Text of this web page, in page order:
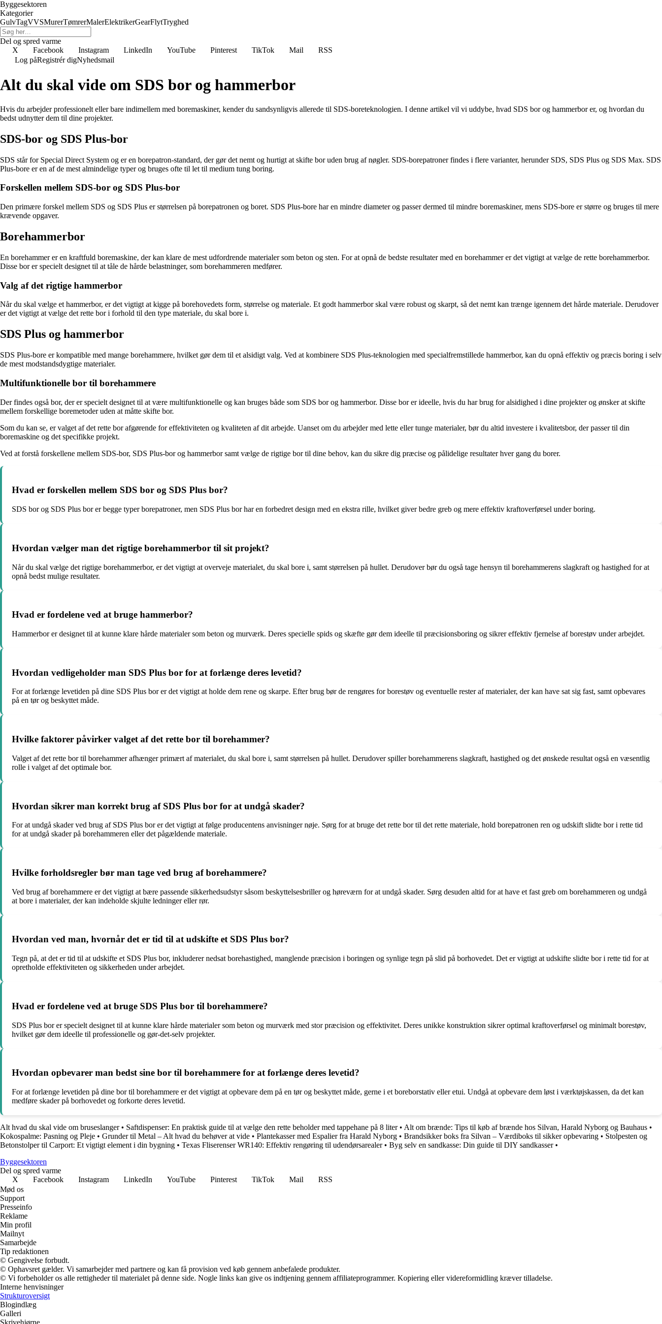
Byggesektoren
Kategorier
GulvTagVVSMurerTømrerMalerElektrikerGearFlytTryghed
Del og spred varme
X
Facebook Instagram LinkedIn YouTube Pinterest TikTok Mail
RSS
Log påRegistrér digNyhedsmail
Alt du skal vide om SDS bor og hammerbor
Hvis du arbejder professionelt eller bare indimellem med boremaskiner, kender du sandsynligvis allerede til SDS-boreteknologien. I denne artikel vil vi uddybe, hvad SDS bor og hammerbor er, og hvordan du
bedst udnytter dem til dine projekter.
SDS-bor og SDS Plus-bor
SDS står for Special Direct System og er en borepatron-standard, der gør det nemt og hurtigt at skifte bor uden brug af nøgler. SDS-borepatroner findes i flere varianter, herunder SDS, SDS Plus og SDS Max. SDS
Plus-bore er en af de mest almindelige typer og bruges ofte til let til medium tung boring.
Forskellen mellem SDS-bor og SDS Plus-bor
Den primære forskel mellem SDS og SDS Plus er størrelsen på borepatronen og boret. SDS Plus-bore har en mindre diameter og passer dermed til mindre boremaskiner, mens SDS-bore er større og bruges til mere
krævende opgaver.
Borehammerbor
En borehammer er en kraftfuld boremaskine, der kan klare de mest udfordrende materialer som beton og sten. For at opnå de bedste resultater med en borehammer er det vigtigt at vælge de rette borehammerbor.
Disse bor er specielt designet til at tåle de hårde belastninger, som borehammeren medfører.
Valg af det rigtige hammerbor
Når du skal vælge et hammerbor, er det vigtigt at kigge på borehovedets form, størrelse og materiale. Et godt hammerbor skal være robust og skarpt, så det nemt kan trænge igennem det hårde materiale. Derudover
er det vigtigt at vælge det rette bor i forhold til den type materiale, du skal bore i.
SDS Plus og hammerbor
SDS Plus-bore er kompatible med mange borehammere, hvilket gør dem til et alsidigt valg. Ved at kombinere SDS Plus-teknologien med specialfremstillede hammerbor, kan du opnå effektiv og præcis boring i selv
de mest modstandsdygtige materialer.
Multifunktionelle bor til borehammere
Der findes også bor, der er specielt designet til at være multifunktionelle og kan bruges både som SDS bor og hammerbor. Disse bor er ideelle, hvis du har brug for alsidighed i dine projekter og ønsker at skifte
mellem forskellige boremetoder uden at måtte skifte bor.
Som du kan se, er valget af det rette bor afgørende for effektiviteten og kvaliteten af dit arbejde. Uanset om du arbejder med lette eller tunge materialer, bør du altid investere i kvalitetsbor, der passer til din
boremaskine og det specifikke projekt.
Ved at forstå forskellene mellem SDS-bor, SDS Plus-bor og hammerbor samt vælge de rigtige bor til dine behov, kan du sikre dig præcise og pålidelige resultater hver gang du borer.
Hvad er forskellen mellem SDS bor og SDS Plus bor?
SDS bor og SDS Plus bor er begge typer borepatroner, men SDS Plus bor har en forbedret design med en ekstra rille, hvilket giver bedre greb og mere effektiv kraftoverførsel under boring.
Hvordan vælger man det rigtige borehammerbor til sit projekt?
Når du skal vælge det rigtige borehammerbor, er det vigtigt at overveje materialet, du skal bore i, samt størrelsen på hullet. Derudover bør du også tage hensyn til borehammerens slagkraft og hastighed for at
opnå bedst mulige resultater.
Hvad er fordelene ved at bruge hammerbor?
Hammerbor er designet til at kunne klare hårde materialer som beton og murværk. Deres specielle spids og skæfte gør dem ideelle til præcisionsboring og sikrer effektiv fjernelse af borestøv under arbejdet.
Hvordan vedligeholder man SDS Plus bor for at forlænge deres levetid?
For at forlænge levetiden på dine SDS Plus bor er det vigtigt at holde dem rene og skarpe. Efter brug bør de rengøres for borestøv og eventuelle rester af materialer, der kan have sat sig fast, samt opbevares
på en tør og beskyttet måde.
Hvilke faktorer påvirker valget af det rette bor til borehammer?
Valget af det rette bor til borehammer afhænger primært af materialet, du skal bore i, samt størrelsen på hullet. Derudover spiller borehammerens slagkraft, hastighed og det ønskede resultat også en væsentlig
rolle i valget af det optimale bor.
Hvordan sikrer man korrekt brug af SDS Plus bor for at undgå skader?
For at undgå skader ved brug af SDS Plus bor er det vigtigt at følge producentens anvisninger nøje. Sørg for at bruge det rette bor til det rette materiale, hold borepatronen ren og udskift slidte bor i rette tid
for at undgå skader på borehammeren eller det pågældende materiale.
Hvilke forholdsregler bør man tage ved brug af borehammere?
Ved brug af borehammere er det vigtigt at bære passende sikkerhedsudstyr såsom beskyttelsesbriller og høreværn for at undgå skader. Sørg desuden altid for at have et fast greb om borehammeren og undgå
at bore i materialer, der kan indeholde skjulte ledninger eller rør.
Hvordan ved man, hvornår det er tid til at udskifte et SDS Plus bor?
Tegn på, at det er tid til at udskifte et SDS Plus bor, inkluderer nedsat borehastighed, manglende præcision i boringen og synlige tegn på slid på borhovedet. Det er vigtigt at udskifte slidte bor i rette tid for at
opretholde effektiviteten og sikkerheden under arbejdet.
Hvad er fordelene ved at bruge SDS Plus bor til borehammere?
SDS Plus bor er specielt designet til at kunne klare hårde materialer som beton og murværk med stor præcision og effektivitet. Deres unikke konstruktion sikrer optimal kraftoverførsel og minimalt borestøv,
hvilket gør dem ideelle til professionelle og gør-det-selv projekter.
Hvordan opbevarer man bedst sine bor til borehammere for at forlænge deres levetid?
For at forlænge levetiden på dine bor til borehammere er det vigtigt at opbevare dem på en tør og beskyttet måde, gerne i et boreborstativ eller etui. Undgå at opbevare dem løst i værktøjskassen, da det kan
medføre skader på borhovedet og forkorte deres levetid.
Alt hvad du skal vide om bruseslanger• Saftdispenser: En praktisk guide til at vælge den rette beholder med tappehane på 8 liter• Alt om brænde: Tips til køb af brænde hos Silvan, Harald Nyborg og Bauhaus •
Kokospalme: Pasning og Pleje • Grunder til Metal – Alt hvad du behøver at vide • Plantekasser med Espalier fra Harald Nyborg • Brandsikker boks fra Silvan – Værdiboks til sikker opbevaring • Stolpesten og
Betonstolper til Carport: Et vigtigt element i din bygning • Texas Fliserenser WR140: Effektiv rengøring til udendørsarealer• Byg selv en sandkasse: Din guide til DIY sandkasser•
Byggesektoren
Del og spred varme
X
Facebook Instagram LinkedIn YouTube Pinterest TikTok Mail
RSS
Mød os
Support
Presseinfo
Reklame
Min profil
Mailnyt
Samarbejde
Tip redaktionen
© Gengivelse forbudt.
© Ophavsret gælder. Vi samarbejder med partnere og kan få provision ved køb gennem anbefalede produkter.
© Vi forbeholder os alle rettigheder til materialet på denne side. Nogle links kan give os indtjening gennem affiliateprogrammer. Kopiering eller videreformidling kræver tilladelse.
Interne henvisninger
Strukturoversigt
Blogindlæg
Galleri
Skrivehjørne